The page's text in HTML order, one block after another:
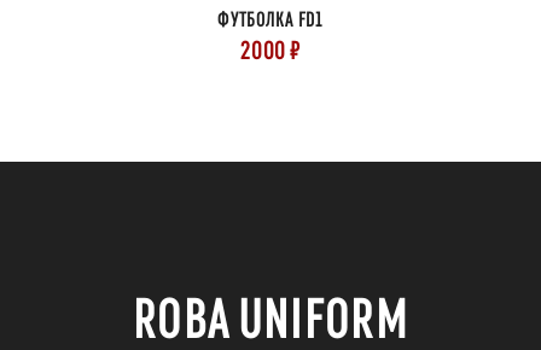
ФУТБОЛКА FD1
2000 ₽
ROBA UNIFORM